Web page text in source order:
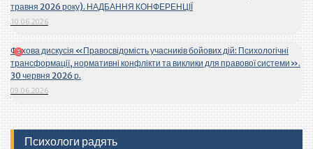
травня 2026 року). НАДБАННЯ КОНФЕРЕНЦІЇ
10.06.2026
Фахова дискусія «Правосвідомість учасників бойових дій: Психологічні
трансформації, нормативні конфлікти та виклики для правової системи».
30 червня 2026 р.
09.06.2026
Психологи радять